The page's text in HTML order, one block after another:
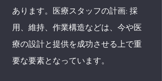
あります。医療スタッフの計画: 採
用、維持、作業構造などは、今や医
療の設計と提供を成功させる上で重
要な要素となっています。